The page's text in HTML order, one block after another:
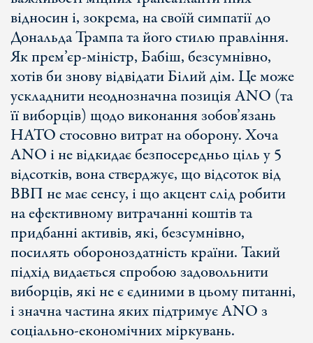
відносин і, зокрема, на своїй симпатії до
Дональда Трампа та його стилю правління.
Як прем’єр-міністр, Бабіш, безсумнівно,
хотів би знову відвідати Білий дім. Це може
ускладнити неоднозначна позиція ANO (та
її виборців) щодо виконання зобов’язань
НАТО стосовно витрат на оборону. Хоча
ANO і не відкидає безпосередньо ціль у 5
відсотків, вона стверджує, що відсоток від
ВВП не має сенсу, і що акцент слід робити
на ефективному витрачанні коштів та
придбанні активів, які, безсумнівно,
посилять обороноздатність країни. Такий
підхід видається спробою задовольнити
виборців, які не є єдиними в цьому питанні,
і значна частина яких підтримує ANO з
соціально-економічних міркувань.